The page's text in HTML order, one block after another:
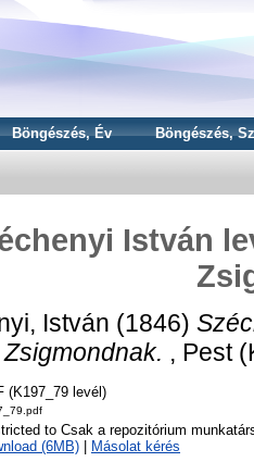
Böngészés, Év Böngészés,
István
István (1846)
, Pest
(K197_79 levél)
to Csak a repozitórium
(6MB)
Másolat kérés